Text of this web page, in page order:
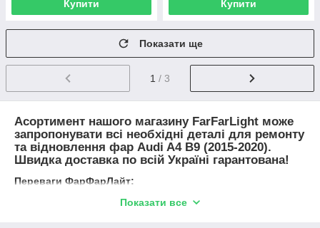
Купити Купити
Показати ще
1 / 3
Асортимент нашого магазину FarFarLight може
запропонувати всі необхідні деталі для ремонту
та відновлення фар Audi A4 B9 (2015-2020).
Швидка доставка по всій Україні гарантована!
Переваги ФарФарЛайт:
Різноманітність Запчастин: Ми пропонуємо скло,
Показати все